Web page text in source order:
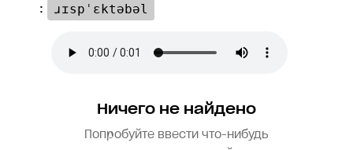
:
ɹɪspˈɛktəbəl
Ничего не найдено
Попробуйте ввести что-нибудь